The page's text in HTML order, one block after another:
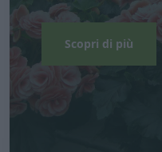
Scopri di più